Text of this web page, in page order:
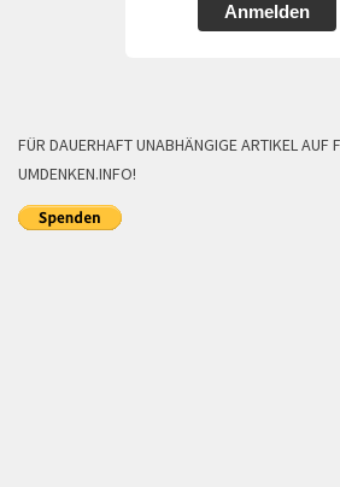
Anmelden
FÜR DAUERHAFT UNABHÄNGIGE ARTIKEL AUF
UMDENKEN.INFO!